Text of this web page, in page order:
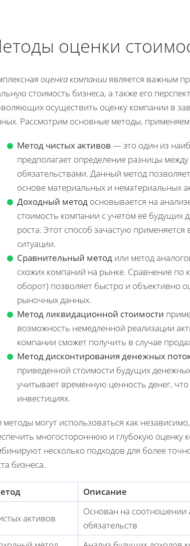
оценки
оценка компанииявляется важным
стоимость бизнеса, а также его
осуществить оценку компании в
Рассмотрим основные методы,
Метод чистых активов — это один из
предполагает определение разницы
обязательствами. Данный метод
основе материальных и нематериальных
Доходный метод основывается на
стоимость компании с учетом её будущих
роста. Этот способ зачастую
ситуации.
Сравнительный метод или метод
схожих компаний на рынке. Сравнение
оборот) позволяет быстро и объективно
рыночных данных.
Метод ликвидационной стоимости
возможность немедленной реализации
компании сможет получить в случае
Метод дисконтирования денежных
приведенной стоимости будущих
учитывает временную ценность денег,
инвестициях.
методы могут использоваться как
многостороннюю и глубокую оценку
несколько подходов для более
бизнеса.
Описание
активов
Основан на соотношении
обязательств